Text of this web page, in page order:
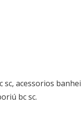
acessorios
bc sc.